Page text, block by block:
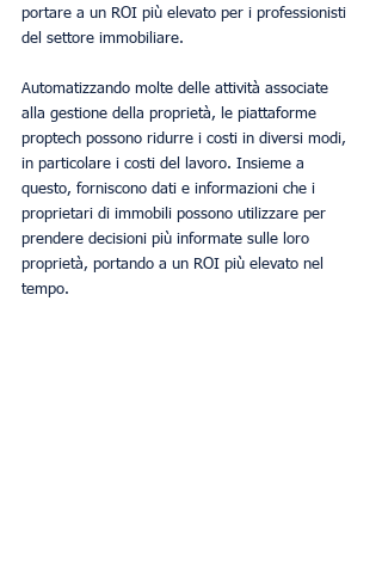
portare a un ROI più elevato per i professionisti
del settore immobiliare.
Automatizzando molte delle attività associate
alla gestione della proprietà, le piattaforme
proptech possono ridurre i costi in diversi modi,
in particolare i costi del lavoro. Insieme a
questo, forniscono dati e informazioni che i
proprietari di immobili possono utilizzare per
prendere decisioni più informate sulle loro
proprietà, portando a un ROI più elevato nel
tempo.